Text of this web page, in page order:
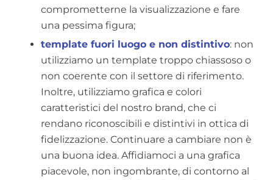
comprometterne la visualizzazione e fare
una pessima figura;
template fuori luogo e non distintivo: non
utilizziamo un template troppo chiassoso o
non coerente con il settore di riferimento.
Inoltre, utilizziamo grafica e colori
caratteristici del nostro brand, che ci
rendano riconoscibili e distintivi in ottica di
fidelizzazione. Continuare a cambiare non è
una buona idea. Affidiamoci a una grafica
piacevole, non ingombrante, di contorno al